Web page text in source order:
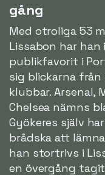
gång
Med otroliga 53
Lissabon har
publikfavorit i
sig blickarna
klubbar. Arsenal,
Chelsea nämns
Gyökeres själv
brådska att
han stortrivs i
en övergång